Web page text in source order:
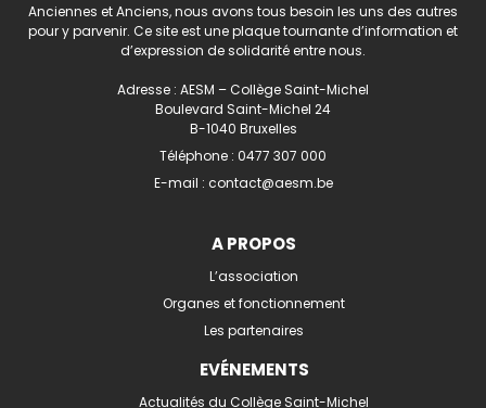
Anciennes et Anciens, nous avons tous besoin les uns des autres
pour y parvenir. Ce site est une plaque tournante d’information et
d’expression de solidarité entre nous.
Adresse : AESM – Collège Saint-Michel
Boulevard Saint-Michel 24
B-1040 Bruxelles
Téléphone : 0477 307 000
E-mail : contact@aesm.be
A PROPOS
L’association
Organes et fonctionnement
Les partenaires
EVÉNEMENTS
Actualités du Collège Saint-Michel